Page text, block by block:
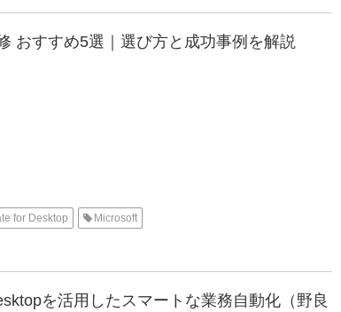
おすすめ5選｜選び方と成功事例を解説
for Desktop Microsoft
を活用したスマートな業務自動化（野良